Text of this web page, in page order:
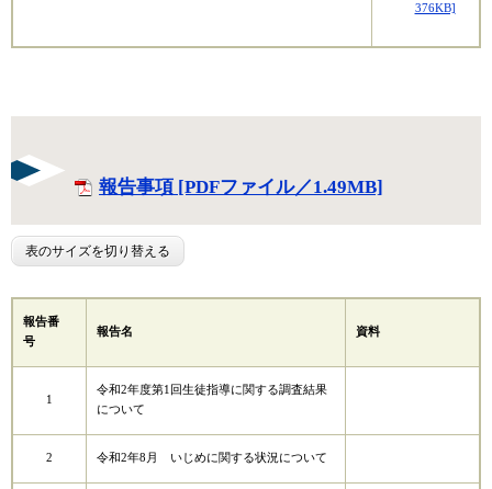
376KB]
報告事項 [PDFファイル／1.49MB]
表のサイズを切り替える
報告番
号
報告名 資料
1
令和2年度第1回生徒指導に関する調査結果
について
2 令和2年8月 いじめに関する状況について